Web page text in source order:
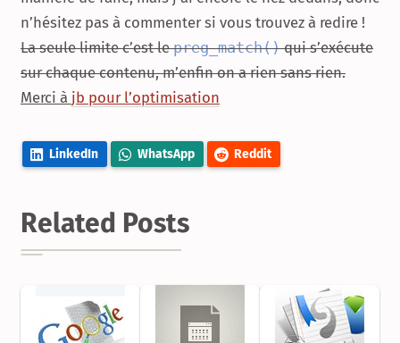
n’hésitez pas à commenter si vous trouvez à redire !
La seule limite c’est lepreg_match()qui s’exécute
sur chaque contenu, m’enfin on a rien sans rien.
Merci à jb pour l’optimisation
LinkedIn WhatsApp Reddit
Related Posts